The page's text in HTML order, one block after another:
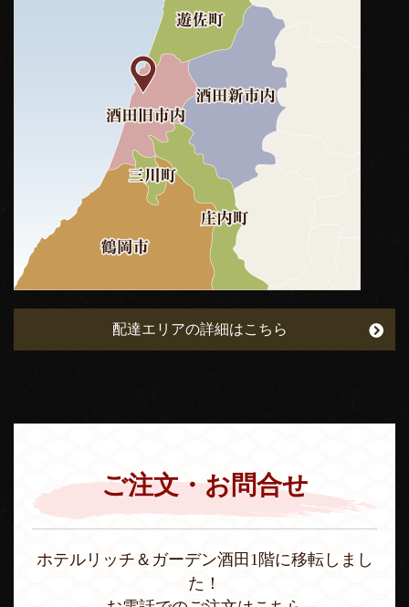
配達エリアの詳細はこちら
ご注文・お問合せ
ホテルリッチ＆ガーデン酒田1階に移転しまし
た！